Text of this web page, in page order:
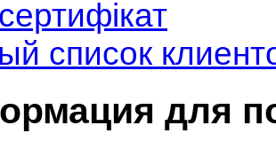
список
для